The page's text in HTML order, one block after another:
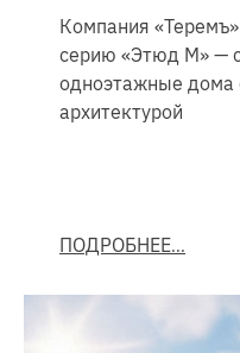
Компания
серию «Этюд М» —
одноэтажные дома
архитектурой
ПОДРОБНЕЕ